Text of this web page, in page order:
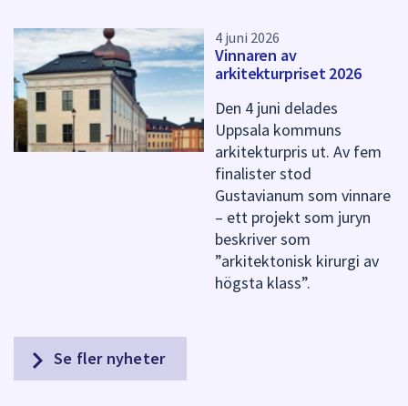
4 juni 2026
Vinnaren av
arkitekturpriset 2026
Den 4 juni delades
Uppsala kommuns
arkitekturpris ut. Av fem
finalister stod
Gustavianum som vinnare
– ett projekt som juryn
beskriver som
”arkitektonisk kirurgi av
högsta klass”.
Se fler nyheter